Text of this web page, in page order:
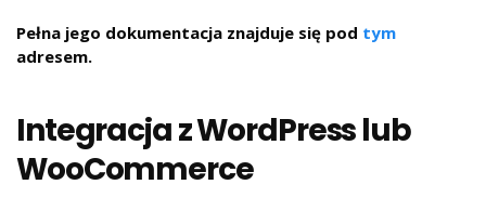
Pełna jego dokumentacja znajduje się pod tym
adresem.
Integracja z WordPress lub
WooCommerce